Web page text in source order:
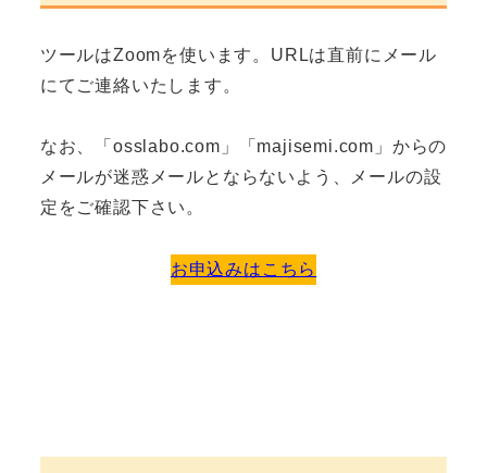
ツールはZoomを使います。URLは直前にメール
にてご連絡いたします。
なお、「osslabo.com」「majisemi.com」からの
メールが迷惑メールとならないよう、メールの設
定をご確認下さい。
お申込みはこちら